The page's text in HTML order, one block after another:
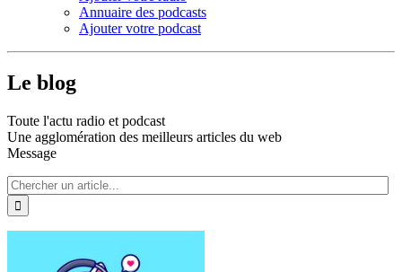
Annuaire des podcasts
Ajouter votre podcast
Le blog
Toute l'actu radio et podcast
Une agglomération des meilleurs articles du web
Message